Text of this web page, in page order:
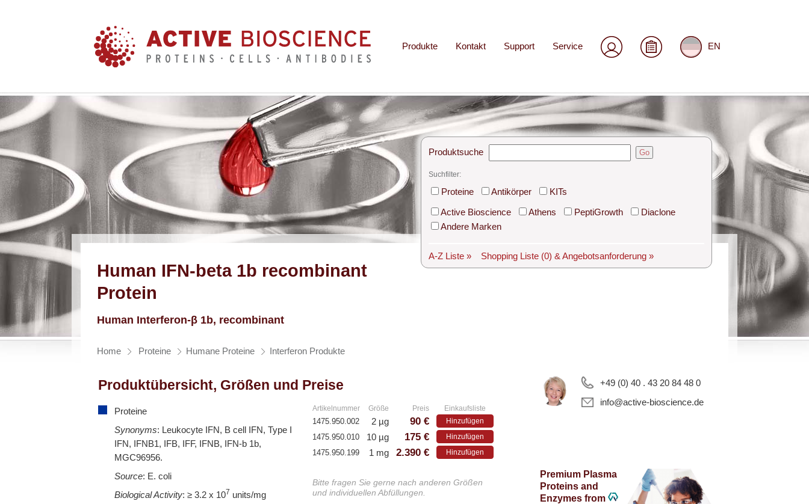
Produkte Kontakt Support Service EN
Human IFN-beta 1b recombinant
Protein
Human Interferon-β 1b, recombinant
Produktsuche Go
Suchfilter:
Proteine Antikörper
KITs
Active Bioscience
Athens PeptiGrowth
Diaclone
Andere Marken
A-Z Liste » Shopping Liste (0) & Angebotsanforderung »
Home Proteine Humane Proteine Interferon Produkte
+49 (0) 40 . 43 20 84 48 0
info@active-bioscience.de
Premium Plasma
Proteins and
Enzymes from
Produktübersicht, Größen und Preise
Proteine
Synonyms: Leukocyte IFN, B cell IFN, Type I
IFN, IFNB1, IFB, IFF, IFNB, IFN-b 1b,
MGC96956.
Source: E. coli
Biological Activity: ≥ 3.2 x 107 units/mg
Artikelnummer Größe Preis Einkaufsliste
1475.950.002 2 µg 90 € Hinzufügen
1475.950.010 10 µg 175 € Hinzufügen
1475.950.199 1 mg 2.390 € Hinzufügen
Bitte fragen Sie gerne nach anderen Größen
und individuellen Abfüllungen.